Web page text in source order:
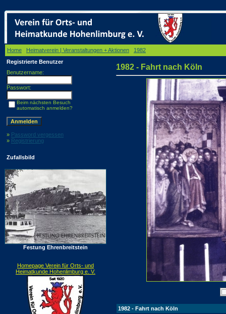
Home Heimatverein | Veranstaltungen + Aktionen 1982
Registrierte Benutzer
Benutzername:
Passwort:
Beim nächsten Besuch
automatisch anmelden?
» Password vergessen
» Registrierung
Zufallsbild
Festung Ehrenbreitstein
Homepage Verein für Orts- und
Heimatkunde Hohenlimburg e. V.
1982 - Fahrt nach Köln
1982 - Fahrt nach Köln